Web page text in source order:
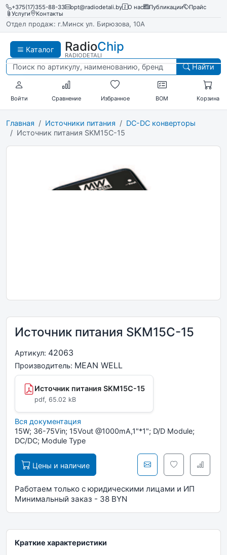
+375(17)355-88-33 opt@radiodetali.by О нас Публикации
Прайс
Услуги
Контакты
Отдел продаж: г.Минск ул. Бирюзова, 10А
Каталог RadioChip
RADIODETALI
Найти
Войти Сравнение Избранное BOM Корзина
Главная Источники питания
DC-DC конверторы
Источник питания SKM15C-15
Источник питания SKM15C-15
Артикул: 42063
Производитель: MEAN WELL
Источник питания SKM15C-15
pdf, 65.02 kB
Вся документация
15W; 36-75Vin; 15Vout @1000mA,1"*1"; D/D Module;
DC/DC; Module Type
Цены и наличие
Работаем только с юридическими лицами и ИП
Минимальный заказ - 38 BYN
Краткие характеристики